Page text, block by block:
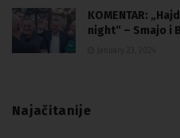
KOMENTAR:
night“ – Smajo i
Najačitanije